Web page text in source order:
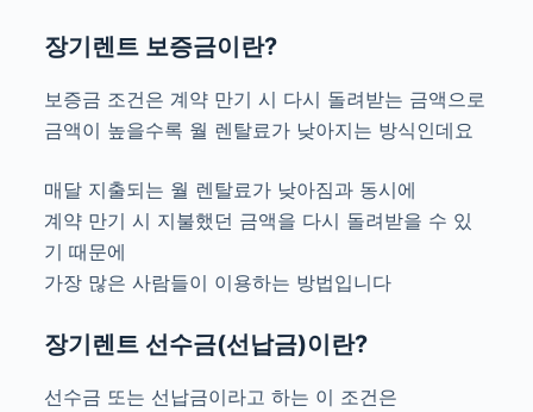
장기렌트 보증금이란?
보증금 조건은 계약 만기 시 다시 돌려받는 금액으로
금액이 높을수록 월 렌탈료가 낮아지는 방식인데요
매달 지출되는 월 렌탈료가 낮아짐과 동시에
계약 만기 시 지불했던 금액을 다시 돌려받을 수 있
기 때문에
가장 많은 사람들이 이용하는 방법입니다
장기렌트 선수금(선납금)이란?
선수금 또는 선납금이라고 하는 이 조건은